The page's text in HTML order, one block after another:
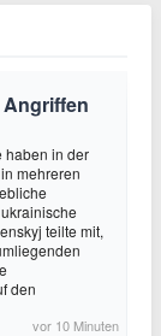
haben in der
mehreren
teilte mit,
den
vor 10 Minuten